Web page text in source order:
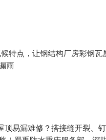
力与丰富的施工经验，为众